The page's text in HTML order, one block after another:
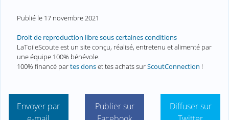
Publié le 17 novembre 2021
Droit de reproduction libre sous certaines conditions
LaToileScoute est un site conçu, réalisé, entretenu et alimenté par
une équipe 100% bénévole.
100% financé partes donset tes achats surScoutConnection !
Envoyer par
Publier sur
Diffuser sur